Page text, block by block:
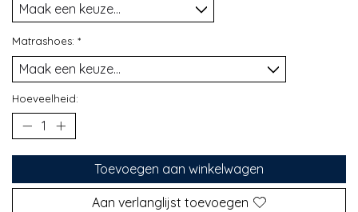
Matrashoes: *
Hoeveelheid:
Toevoegen aan winkelwagen
Aan verlanglijst toevoegen